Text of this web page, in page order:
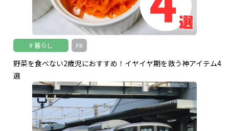
暮らし PR
野菜を食べない2歳児におすすめ！イヤイヤ期を救う神アイテム4
選